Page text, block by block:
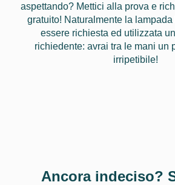
aspettando? Mettici alla prova e
gratuito! Naturalmente la lampada
essere richiesta ed utilizzata
richiedente: avrai tra le mani un
irripetibile!
Ancora indeciso?